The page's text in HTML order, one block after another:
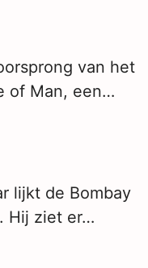
van het
of Man, een…
lijkt de Bombay
Hij ziet er…